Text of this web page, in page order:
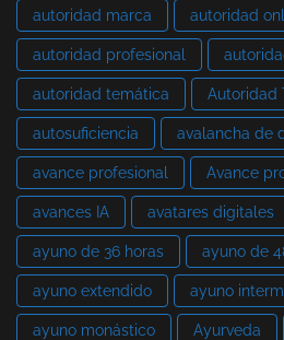
autoridad marca autoridad
autoridad profesional
autoridad temática Autoridad
autosuficiencia avalancha de
avance profesional Avance
avances IA avatares digitales
ayuno de 36 horas ayuno de
ayuno extendido ayuno
ayuno monástico Ayurveda